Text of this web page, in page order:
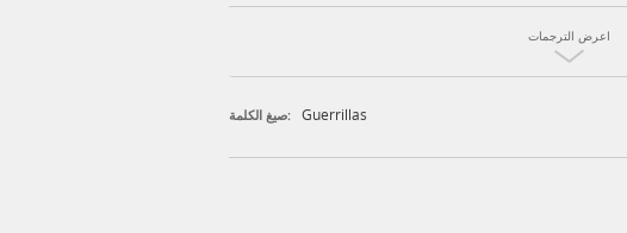
اعرض الترجمات
صيغ الكلمة: Guerrillas